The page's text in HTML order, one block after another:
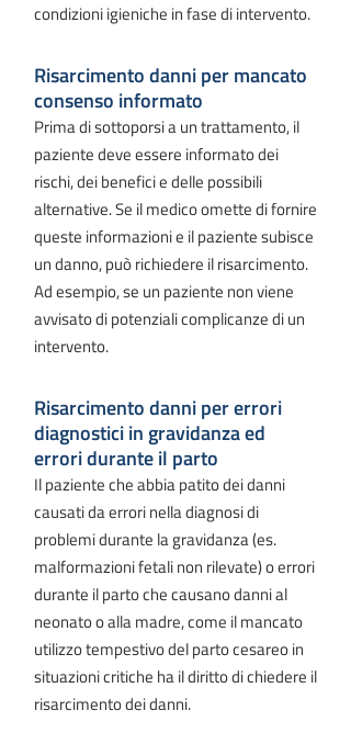
condizioni igieniche in fase di intervento.
Risarcimento danni per mancato
consenso informato
Prima di sottoporsi a un trattamento, il
paziente deve essere informato dei
rischi, dei benefici e delle possibili
alternative. Se il medico omette di fornire
queste informazioni e il paziente subisce
un danno, può richiedere il risarcimento.
Ad esempio, se un paziente non viene
avvisato di potenziali complicanze di un
intervento.
Risarcimento danni per errori
diagnostici in gravidanza ed
errori durante il parto
Il paziente che abbia patito dei danni
causati da errori nella diagnosi di
problemi durante la gravidanza (es.
malformazioni fetali non rilevate) o errori
durante il parto che causano danni al
neonato o alla madre, come il mancato
utilizzo tempestivo del parto cesareo in
situazioni critiche ha il diritto di chiedere il
risarcimento dei danni.